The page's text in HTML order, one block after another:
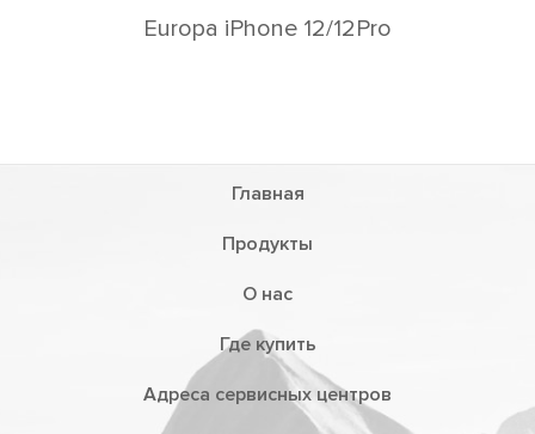
Europa iPhone 12/12Pro
Главная
Продукты
О нас
Где купить
Адреса сервисных центров